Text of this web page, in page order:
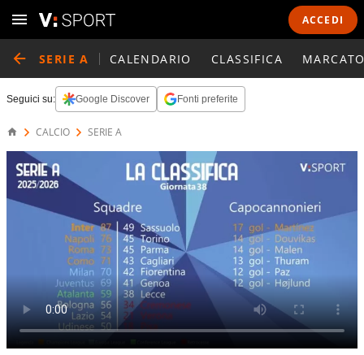
ACCEDI
SERIE A CALENDARIO CLASSIFICA
Seguici su: Google Discover Fonti preferite
CALCIO SERIE A